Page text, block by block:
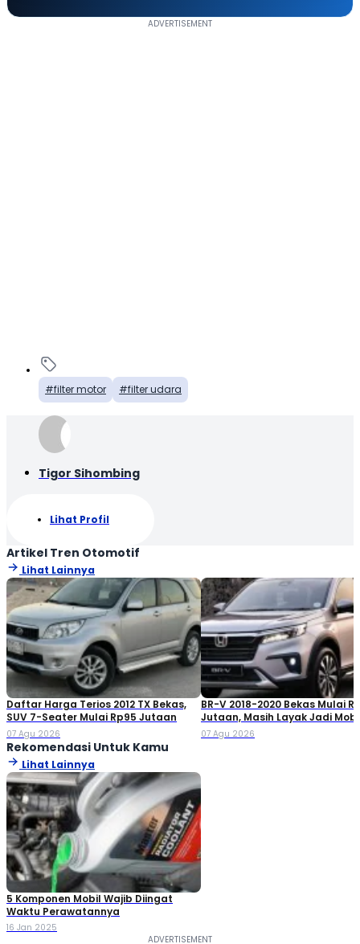
filter motor filter udara
Tigor Sihombing
Lihat Profil
Artikel Tren Otomotif
Lihat Lainnya
Daftar Harga Terios 2012 TX Bekas,
SUV 7-Seater Mulai Rp95 Jutaan
07 Agu 2026
BR-V 2018-2020 Bekas Mulai
Jutaan, Masih Layak Jadi
Keluarga?
07 Agu 2026
Rekomendasi Untuk Kamu
Lihat Lainnya
5 Komponen Mobil Wajib Diingat
Waktu Perawatannya
16 Jan 2025